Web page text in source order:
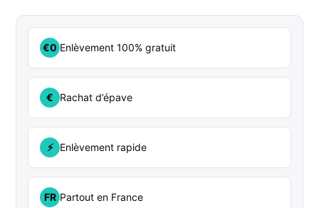
€0 Enlèvement 100% gratuit
€ Rachat d’épave
⚡ Enlèvement rapide
FR Partout en France